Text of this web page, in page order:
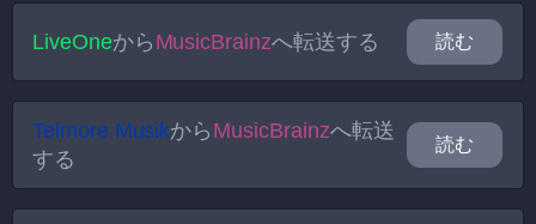
LiveOneから MusicBrainzへ転送する 読む
Telmore Musikから MusicBrainzへ転送
する
読む